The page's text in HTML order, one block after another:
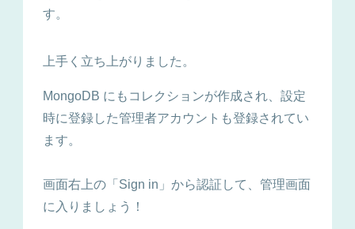
す。
上手く立ち上がりました。
MongoDB にもコレクションが作成され、設定
時に登録した管理者アカウントも登録されてい
ます。
画面右上の「Sign in」から認証して、管理画面
に入りましょう！